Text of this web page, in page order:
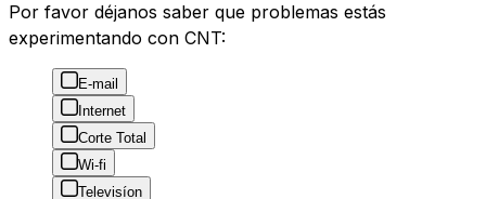
Por favor déjanos saber que problemas estás
experimentando con CNT:
E-mail
Internet
Corte Total
Wi-fi
Televisíon